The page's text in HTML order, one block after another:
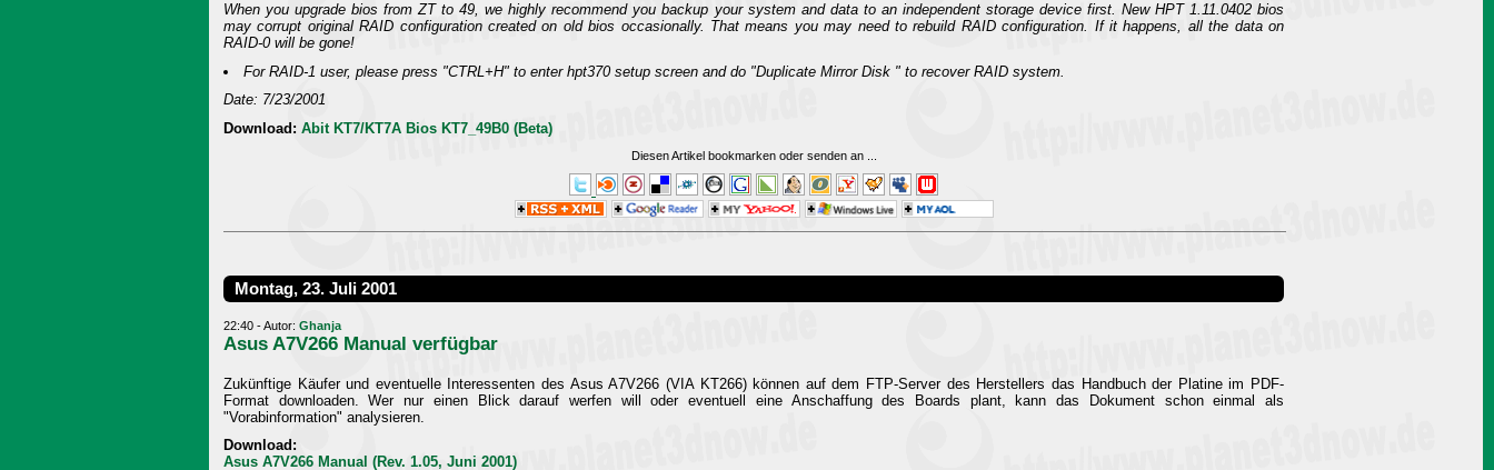
When you upgrade bios from ZT to 49, we highly recommend you backup your system and data to an independent storage device first. New HPT 1.11.0402 bios
may corrupt original RAID configuration created on old bios occasionally. That means you may need to rebuild RAID configuration. If it happens, all the data on
RAID-0 will be gone!
For RAID-1 user, please press "CTRL+H" to enter hpt370 setup screen and do "Duplicate Mirror Disk " to recover RAID system.
Date: 7/23/2001
Download: Abit KT7/KT7A Bios KT7_49B0 (Beta)
Diesen Artikel bookmarken oder senden an
Montag, 23. Juli 2001
22:40 - Autor: Ghanja
Asus A7V266 Manual verfügbar
Zukünftige Käufer und eventuelle Interessenten des Asus A7V266 (VIA KT266) können auf dem FTP-Server des Herstellers das Handbuch der Platine im PDF-
Format downloaden. Wer nur einen Blick darauf werfen will oder eventuell eine Anschaffung des Boards plant, kann das Dokument schon einmal als
"Vorabinformation" analysieren.
Download:
Asus A7V266 Manual (Rev. 1.05, Juni 2001)